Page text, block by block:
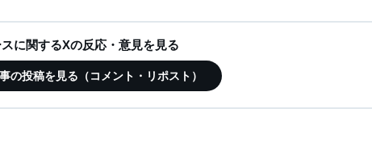
に関するXの反応・意見を見る
の投稿を見る（コメント・リポスト）